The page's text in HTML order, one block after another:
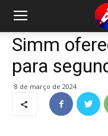
Simm
para
8 de março de 2024